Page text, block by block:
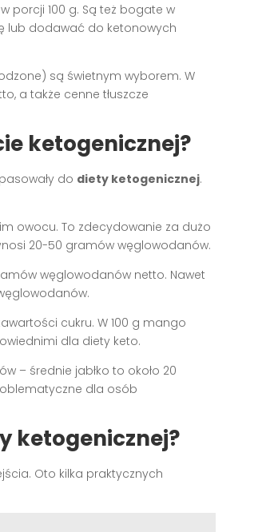
porcji 100 g. Są też bogate w
lub dodawać do ketonowych
są świetnym wyborem. W
a także cenne tłuszcze
ketogenicznej?
do diety ketogenicznej.
owocu. To zdecydowanie za dużo
20-50 gramów węglowodanów.
węglowodanów netto. Nawet
cukru. W 100 g mango
dla diety keto.
– średnie jabłko to około 20
dla osób
ketogenicznej?
Oto kilka praktycznych